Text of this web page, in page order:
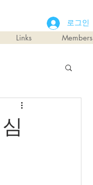
Links Members
로그인